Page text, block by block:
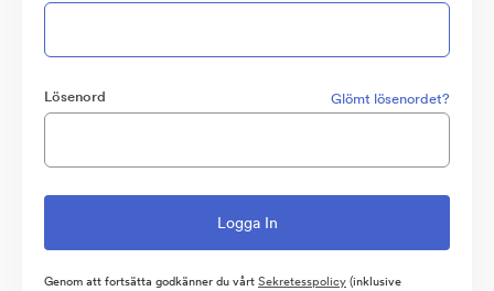
Lösenord Glömt lösenordet?
Genom att fortsätta godkänner du vårtSekretesspolicy(inklusive